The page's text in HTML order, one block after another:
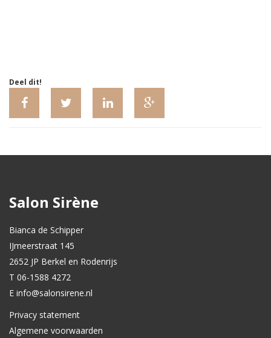
Deel dit!
Salon Sirène
Bianca de Schipper
IJmeerstraat 145
2652 JP Berkel en Rodenrijs
T 06-1588 4272
E info@salonsirene.nl
Privacy statement
Algemene voorwaarden